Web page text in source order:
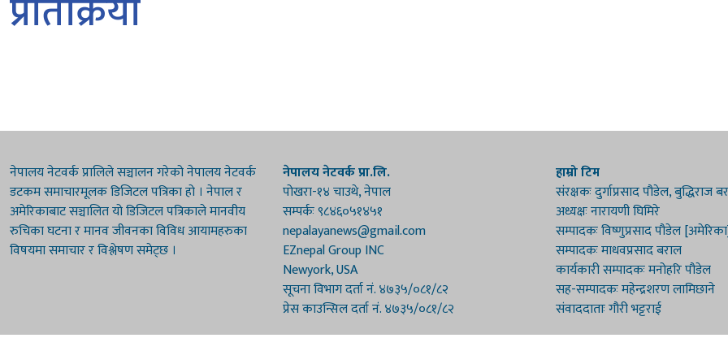
प्रतिक्रिया
नेपालय नेटवर्क प्रालिले सञ्चालन गरेको नेपालय नेटवर्क
डटकम समाचारमूलक डिजिटल पत्रिका हो । नेपाल र
अमेरिकाबाट सञ्चालित यो डिजिटल पत्रिकाले मानवीय
रुचिका घटना र मानव जीवनका विविध आयामहरुका
विषयमा समाचार र विश्लेषण समेट्छ ।
नेपालय नेटवर्क प्रा.लि.
पोखरा-१४ चाउथे, नेपाल
सम्पर्कः ९८४६०५१४५१
nepalayanews@gmail.com
EZnepal Group INC
Newyork, USA
सूचना विभाग दर्ता नं. ४७३५/०८१/८२
प्रेस काउन्सिल दर्ता नं. ४७३५/०८१/८२
हाम्रो टिम
संरक्षकः दुर्गाप्रसाद पौडेल, बुद्धिराज
अध्यक्षः नारायणी घिमिरे
सम्पादकः विष्णुप्रसाद पौडेल
सम्पादकः माधवप्रसाद बराल
कार्यकारी सम्पादकः मनोहरि पौडेल
सह-सम्पादकः महेन्द्रशरण लामिछाने
संवाददाताः गौरी भट्टराई